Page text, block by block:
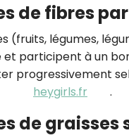
de fibres
(fruits, légumes,
participent à un
progressivement
heygirls.fr .
de graisses